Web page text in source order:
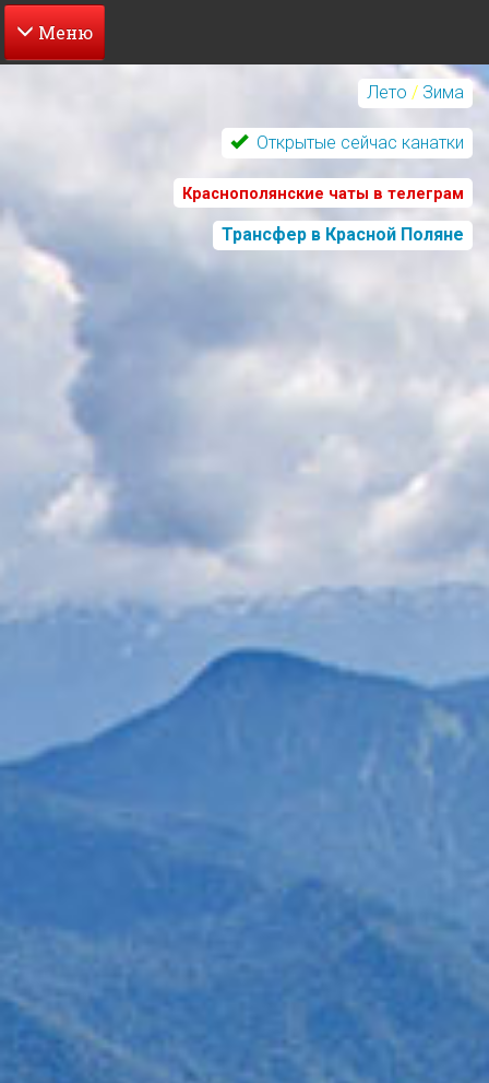
Перейти
Лето / Зима
Открытые сейчас канатки
Краснополянские чаты в телеграм
Трансфер в Красной Поляне